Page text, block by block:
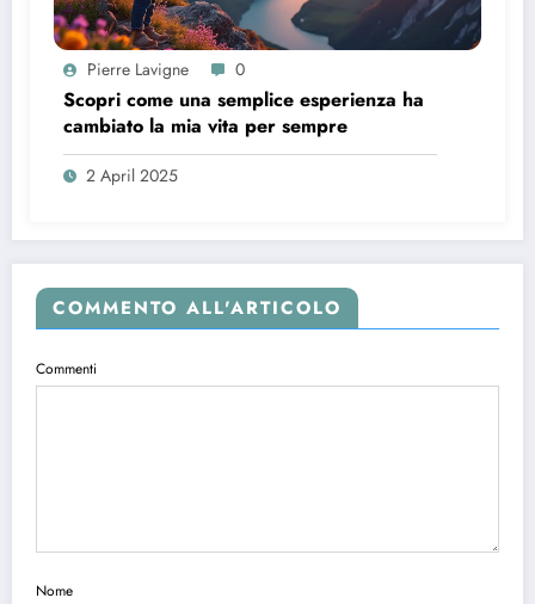
Pierre Lavigne 0
Scopri come una semplice esperienza ha
cambiato la mia vita per sempre
2 April 2025
COMMENTO ALL'ARTICOLO
Commenti
Nome